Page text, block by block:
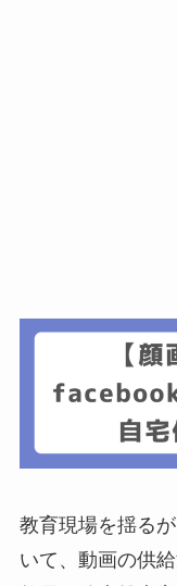
教育現場を揺る
いて、動画の供